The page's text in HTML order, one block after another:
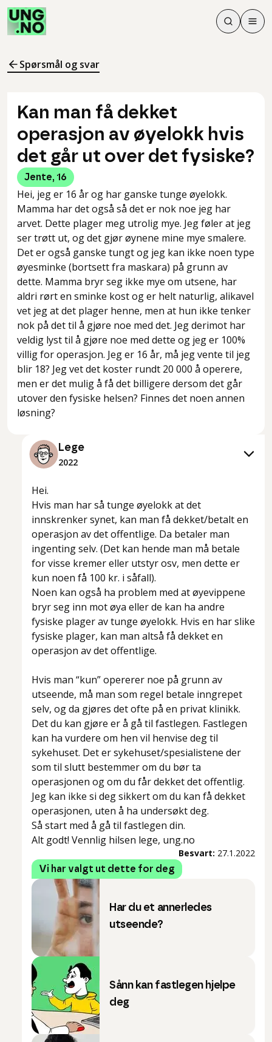
Søk
Søk
Meny
Spørsmål og svar
Kan man få dekket
operasjon av øyelokk hvis
det går ut over det fysiske?
Jente, 16
Hei, jeg er 16 år og har ganske tunge øyelokk.
Mamma har det også så det er nok noe jeg har
arvet. Dette plager meg utrolig mye. Jeg føler at jeg
ser trøtt ut, og det gjør øynene mine mye smalere.
Det er også ganske tungt og jeg kan ikke noen type
øyesminke (bortsett fra maskara) på grunn av
dette. Mamma bryr seg ikke mye om utsene, har
aldri rørt en sminke kost og er helt naturlig, alikavel
vet jeg at det plager henne, men at hun ikke tenker
nok på det til å gjøre noe med det. Jeg derimot har
veldig lyst til å gjøre noe med dette og jeg er 100%
villig for operasjon. Jeg er 16 år, må jeg vente til jeg
blir 18? Jeg vet det koster rundt 20 000 å operere,
men er det mulig å få det billigere dersom det går
utover den fysiske helsen? Finnes det noen annen
løsning?
Lege
2022
Hei.
Hvis man har så tunge øyelokk at det
innskrenker synet, kan man få dekket/betalt en
operasjon av det offentlige. Da betaler man
ingenting selv. (Det kan hende man må betale
for visse kremer eller utstyr osv, men dette er
kun noen få 100 kr. i såfall).
Noen kan også ha problem med at øyevippene
bryr seg inn mot øya eller de kan ha andre
fysiske plager av tunge øyelokk. Hvis en har slike
fysiske plager, kan man altså få dekket en
operasjon av det offentlige.
Hvis man “kun” opererer noe på grunn av
utseende, må man som regel betale inngrepet
selv, og da gjøres det ofte på en privat klinikk.
Det du kan gjøre er å gå til fastlegen. Fastlegen
kan ha vurdere om hen vil henvise deg til
sykehuset. Det er sykehuset/spesialistene der
som til slutt bestemmer om du bør ta
operasjonen og om du får dekket det offentlig.
Jeg kan ikke si deg sikkert om du kan få dekket
operasjonen, uten å ha undersøkt deg.
Så start med å gå til fastlegen din.
Alt godt! Vennlig hilsen lege, ung.no
Besvart: 27.1.2022
Vi har valgt ut dette for deg
Har du et annerledes
utseende?
Sånn kan fastlegen hjelpe
deg